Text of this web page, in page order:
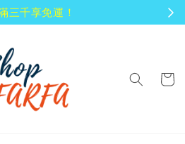
品到貨七天鑑賞期！